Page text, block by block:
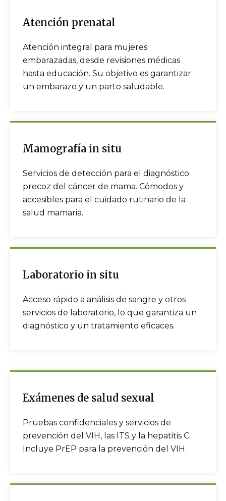
Atención prenatal
Atención integral para mujeres
embarazadas, desde revisiones médicas
hasta educación. Su objetivo es garantizar
un embarazo y un parto saludable.
Mamografía in situ
Servicios de detección para el diagnóstico
precoz del cáncer de mama. Cómodos y
accesibles para el cuidado rutinario de la
salud mamaria.
Laboratorio in situ
Acceso rápido a análisis de sangre y otros
servicios de laboratorio, lo que garantiza un
diagnóstico y un tratamiento eficaces.
Exámenes de salud sexual
Pruebas confidenciales y servicios de
prevención del VIH, las ITS y la hepatitis C.
Incluye PrEP para la prevención del VIH.